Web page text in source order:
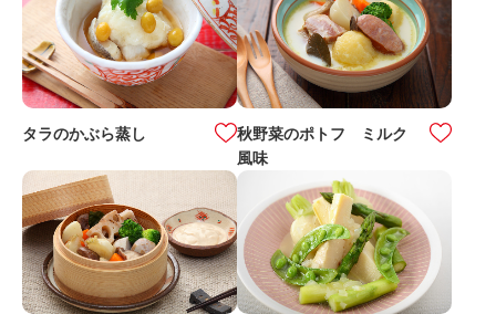
タラのかぶら蒸し
秋野菜のポトフ ミルク
風味